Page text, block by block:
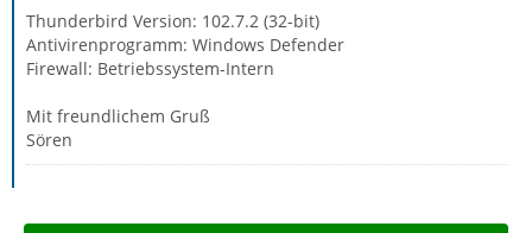
Thunderbird Version: 102.7.2 (32-bit)
Antivirenprogramm: Windows Defender
Firewall: Betriebssystem-Intern
Mit freundlichem Gruß
Sören